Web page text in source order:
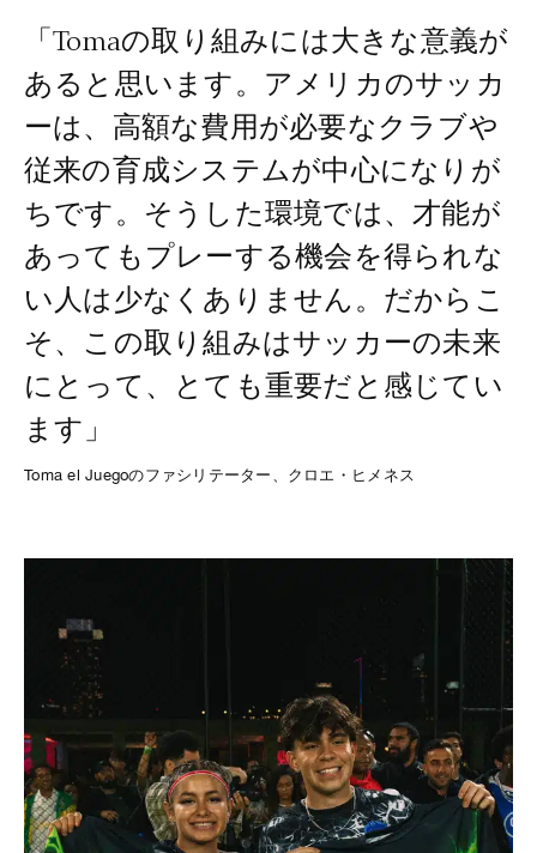
「Tomaの取り組みには大きな意義が
あると思います。アメリカのサッカ
ーは、高額な費用が必要なクラブや
従来の育成システムが中心になりが
ちです。そうした環境では、才能が
あってもプレーする機会を得られな
い人は少なくありません。だからこ
そ、この取り組みはサッカーの未来
にとって、とても重要だと感じてい
ます」
Toma el Juegoのファシリテーター、クロエ・ヒメネス